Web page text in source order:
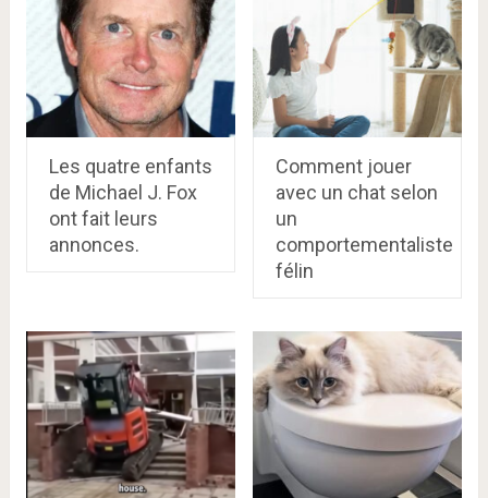
Les quatre enfants
de Michael J. Fox
ont fait leurs
annonces.
Comment jouer
avec un chat selon
un
comportementaliste
félin